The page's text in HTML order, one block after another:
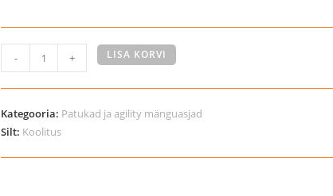
Classic
kahe
aasaga
patukas
- + LISA KORVI
Kategooria: Patukad ja agility mänguasjad
Silt: Koolitus